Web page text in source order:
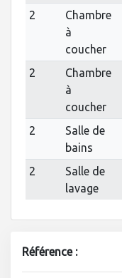
2
Chambre
à
coucher
2
Chambre
à
coucher
2
Salle de
bains
2
Salle de
lavage
Référence :